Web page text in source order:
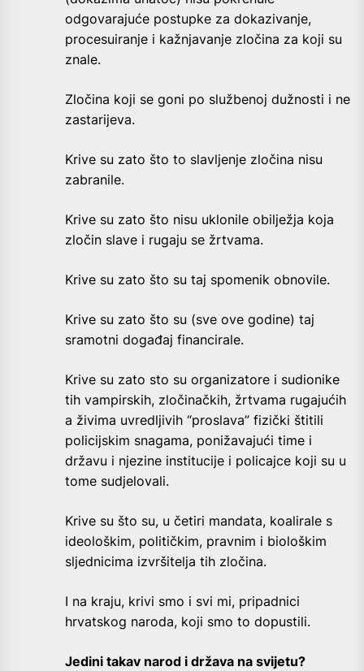
odgovarajuće postupke za dokazivanje,
procesuiranje i kažnjavanje zločina za koji su
znale.
Zločina koji se goni po službenoj dužnosti i ne
zastarijeva.
Krive su zato što to slavljenje zločina nisu
zabranile.
Krive su zato što nisu uklonile obilježja koja
zločin slave i rugaju se žrtvama.
Krive su zato što su taj spomenik obnovile.
Krive su zato što su (sve ove godine) taj
sramotni događaj financirale.
Krive su zato sto su organizatore i sudionike
tih vampirskih, zločinačkih, žrtvama rugajućih
a živima uvredljivih “proslava” fizički štitili
policijskim snagama, ponižavajući time i
državu i njezine institucije i policajce koji su u
tome sudjelovali.
Krive su što su, u četiri mandata, koalirale s
ideološkim, političkim, pravnim i biološkim
sljednicima izvršitelja tih zločina.
I na kraju, krivi smo i svi mi, pripadnici
hrvatskog naroda, koji smo to dopustili.
Jedini takav narod i država na svijetu?